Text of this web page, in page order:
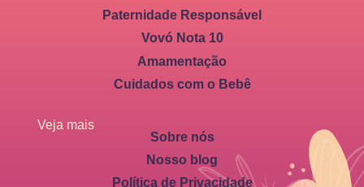
Paternidade Responsável
Vovó Nota 10
Amamentação
Cuidados com o Bebê
Veja mais
Sobre nós
Nosso blog
Política de Privacidade